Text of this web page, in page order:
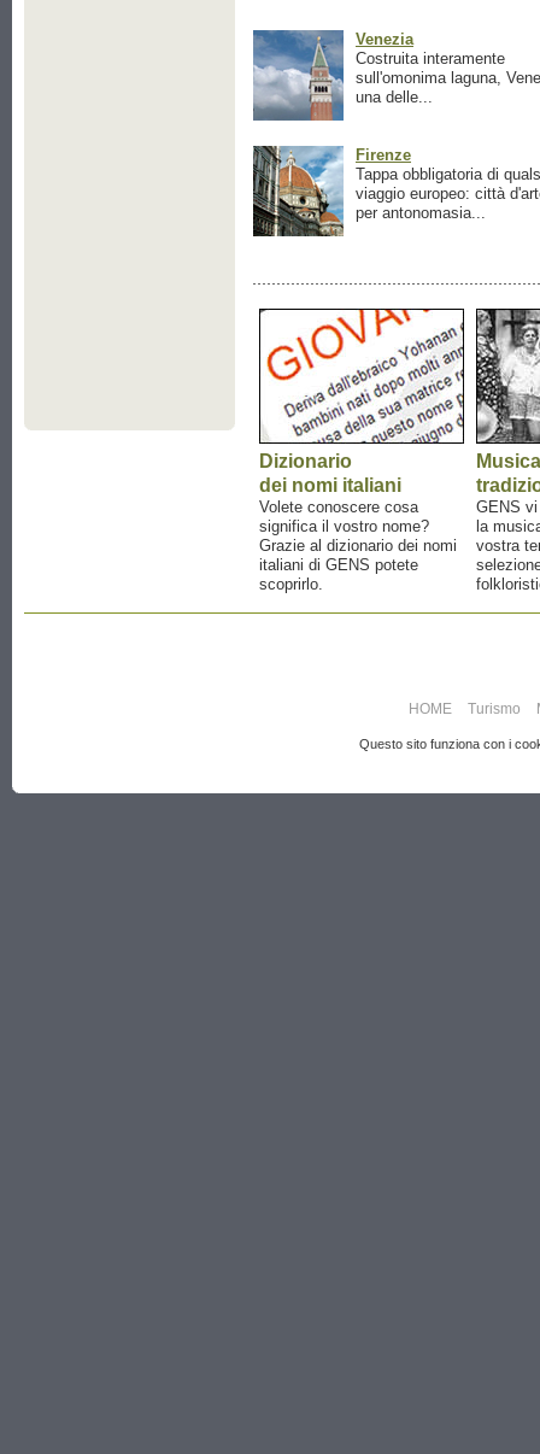
Venezia
Costruita interamente
sull'omonima laguna,
una delle...
Firenze
Tappa obbligatoria di
viaggio europeo: città
per antonomasia...
Dizionario
dei nomi italiani
Volete conoscere cosa
significa il vostro nome?
Grazie al dizionario dei nomi
italiani di GENS potete
scoprirlo.
Musica
GENS
la
vostra
HOME Turismo
Questo sito funziona con i